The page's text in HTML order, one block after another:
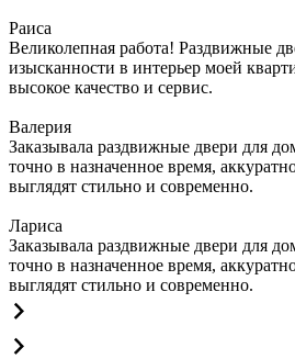
Раиса
Великолепная работа! Раздвижные
изысканности в интерьер моей
высокое качество и сервис.
Валерия
Заказывала раздвижные двери для
точно в назначенное время,
выглядят стильно и современно.
Лариса
Заказывала раздвижные двери для
точно в назначенное время,
выглядят стильно и современно.